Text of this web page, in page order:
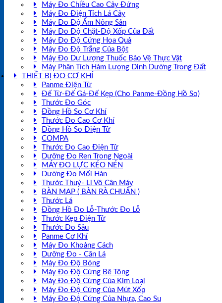
Máy Đo Chiều Cao Cây Đứng
Máy Đo Điện Tích Lá Cây
Máy Đo Độ Ẩm Nông Sản
Máy Đo Độ Chặt-Độ Xốp Của Đất
Máy Đo Độ Cứng Hoa Quả
Máy Đo Độ Trắng Của Bột
Máy Đo Dư Lượng Thuốc Bảo Vệ Thực Vật
Máy Phân Tích Hàm Lượng Dinh Dưỡng Trong Đất
THIẾT BỊ ĐO CƠ KHÍ
Panme Điện Tử
Đế Từ-Đế Gá-Đế Kẹp (Cho Panme-Đồng Hồ So)
Thước Đo Góc
Đồng Hồ So Cơ Khí
Thước Đo Cao Cơ Khí
Đồng Hồ So Điện Tử
COMPA
Thước Đo Cao Điện Tử
Dưỡng Đo Ren Trong Ngoài
MÁY ĐO LỰC KÉO NÉN
Dưỡng Đo Mối Hàn
Thước Thuỷ- Li Vô Cân Máy
BÀN MAP ( BÀN RÀ CHUẨN )
Thước Lá
Đồng Hồ Đo Lỗ-Thước Đo Lỗ
Thước Kẹp Điện Tử
Thước Đo Sâu
Panme Cơ Khí
Máy Đo Khoảng Cách
Dưỡng Đo - Căn Lá
Máy Đo Độ Bóng
Máy Đo Độ Cứng Bê Tông
Máy Đo Độ Cứng Của Kim Loại
Máy Đo Độ Cứng Của Mút Xốp
Máy Đo Độ Cứng Của Nhựa, Cao Su